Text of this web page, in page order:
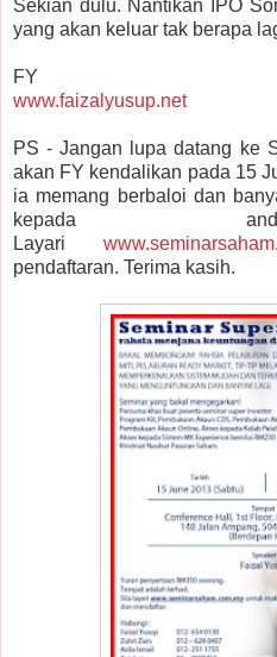
Sekian dulu. Nantikan IPO
yang akan keluar tak berapa
FY
www.faizalyusup.net
PS - Jangan lupa datang ke
akan FY kendalikan pada 15
ia memang berbaloi dan
kepada
Layari
pendaftaran. Terima kasih.